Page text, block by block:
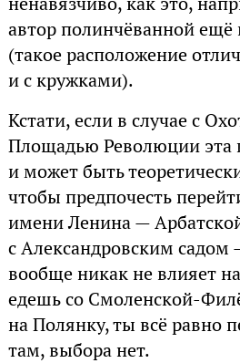
автор полинчёванной ещё
(такое расположение
и с кружками).
Кстати, если в случае с
Площадью Революции
и может быть
чтобы предпочесть
имени Ленина —
с Александровским
вообще никак не влияет
едешь со Смоленской-
на Полянку, ты всё равно
там, выбора нет.